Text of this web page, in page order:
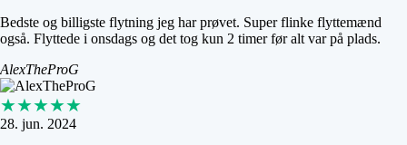
Bedste og billigste flytning jeg har prøvet. Super flinke flyttemænd
også. Flyttede i onsdags og det tog kun 2 timer før alt var på plads.
AlexTheProG
★★★★★
28. jun. 2024